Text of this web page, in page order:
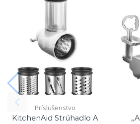
Príslušenstvo
KitchenAid Strúhadlo A